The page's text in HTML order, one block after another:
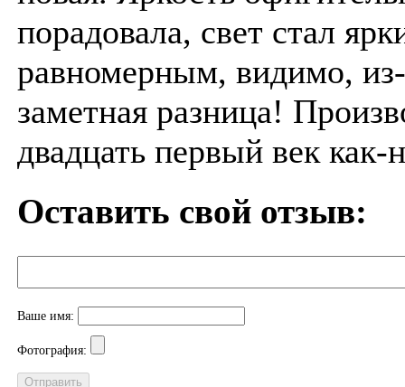
порадовала, свет стал
равномерным, видимо,
заметная разница!
двадцать первый век как-
Оставить свой отзыв:
Ваше имя:
Фотография: